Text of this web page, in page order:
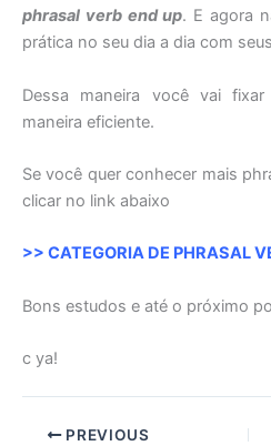
phrasal verb end up. E agora
prática no seu dia a dia com
Dessa maneira você vai
maneira eficiente.
Se você quer conhecer mais
clicar no link abaixo
>> CATEGORIA DE PHRASAL
Bons estudos e até o próximo
c ya!
PREVIOUS